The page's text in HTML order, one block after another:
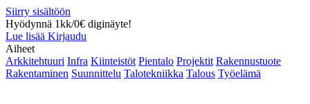
Siirry sisältöön
Hyödynnä 1kk/0€ diginäyte!
Lue lisää Kirjaudu
Aiheet
Arkkitehtuuri Infra Kiinteistöt Pientalo Projektit Rakennustuote
Rakentaminen Suunnittelu Talotekniikka Talous Työelämä